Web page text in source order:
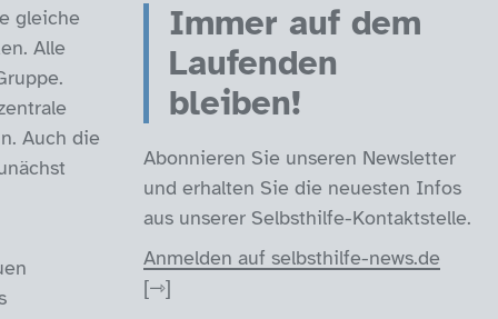
gleiche
Alle
Auch die
Immer auf dem
Laufenden
bleiben!
Abonnieren Sie unseren Newsletter
und erhalten Sie die neuesten Infos
aus unserer Selbsthilfe-Kontaktstelle.
Anmelden auf selbsthilfe-news.de